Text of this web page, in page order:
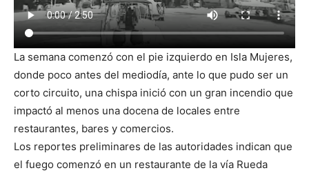
La semana comenzó con el pie izquierdo en Isla Mujeres,
donde poco antes del mediodía, ante lo que pudo ser un
corto circuito, una chispa inició con un gran incendio que
impactó al menos una docena de locales entre
restaurantes, bares y comercios.
Los reportes preliminares de las autoridades indican que
el fuego comenzó en un restaurante de la vía Rueda